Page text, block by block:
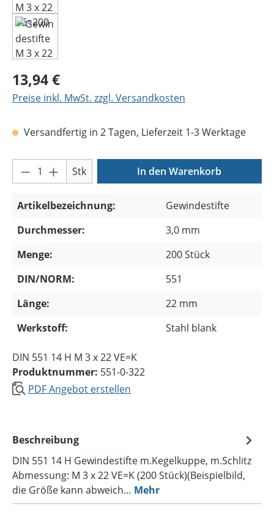
Regulärer Preis:
13,94 €
Preise inkl. MwSt. zzgl. Versandkosten
Versandfertig in 2 Tagen, Lieferzeit 1-3 Werktage
Produkt Anzahl: Gib den gewünschten
Stk In den Warenkorb
Artikelbezeichnung:
Gewindestifte
Durchmesser:
3,0 mm
Menge:
200 Stück
DIN/NORM:
551
Länge:
22 mm
Werkstoff:
Stahl blank
DIN 551 14 H M 3 x 22 VE=K
Produktnummer: 551-0-322
PDF Angebot erstellen
Beschreibung
DIN 551 14 H Gewindestifte m.Kegelkuppe, m.Schlitz
Abmessung: M 3 x 22 VE=K (200 Stück)(Beispielbild,
die Größe kann abweich… Mehr